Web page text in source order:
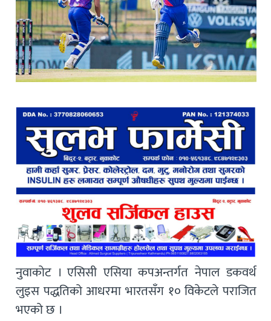
नुवाकोट । एसिसी एसिया कपअन्तर्गत नेपाल डकवर्थ
लुइस पद्धतिको आधरमा भारतसँग १० विकेटले पराजित
भएको छ ।